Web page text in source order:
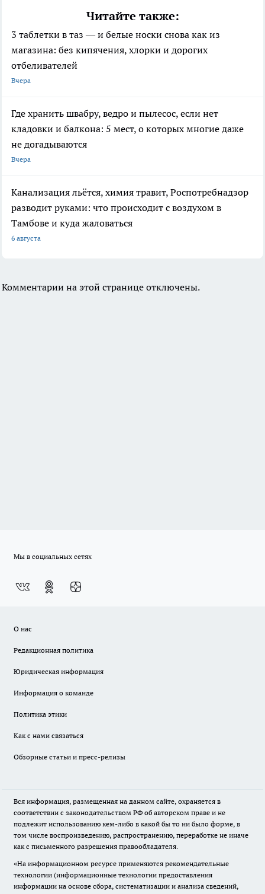
Читайте также:
3 таблетки в таз — и белые носки снова как из
магазина: без кипячения, хлорки и дорогих
отбеливателей
Вчера
Где хранить швабру, ведро и пылесос, если нет
кладовки и балкона: 5 мест, о которых многие даже
не догадываются
Вчера
Канализация льётся, химия травит, Роспотребнадзор
разводит руками: что происходит с воздухом в
Тамбове и куда жаловаться
6 августа
Комментарии на этой странице отключены.
Мы в социальных сетях
О нас
Редакционная политика
Юридическая информация
Информация о команде
Политика этики
Как с нами связаться
Обзорные статьи и пресс-релизы
Вся информация, размещенная на данном сайте, охраняется в
соответствии с законодательством РФ об авторском праве и не
подлежит использованию кем-либо в какой бы то ни было форме, в
том числе воспроизведению, распространению, переработке не иначе
как с письменного разрешения правообладателя.
«На информационном ресурсе применяются рекомендательные
технологии (информационные технологии предоставления
информации на основе сбора, систематизации и анализа сведений,